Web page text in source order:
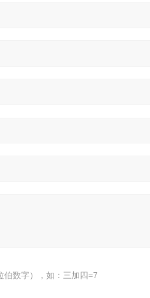
伯数字），如：三加四=7